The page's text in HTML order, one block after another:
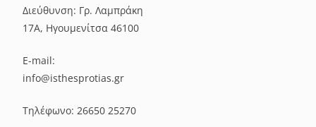
Διεύθυνση: Γρ. Λαμπράκη
17Α, Ηγουμενίτσα 46100
E-mail:
info@isthesprotias.gr
Τηλέφωνο: 26650 25270